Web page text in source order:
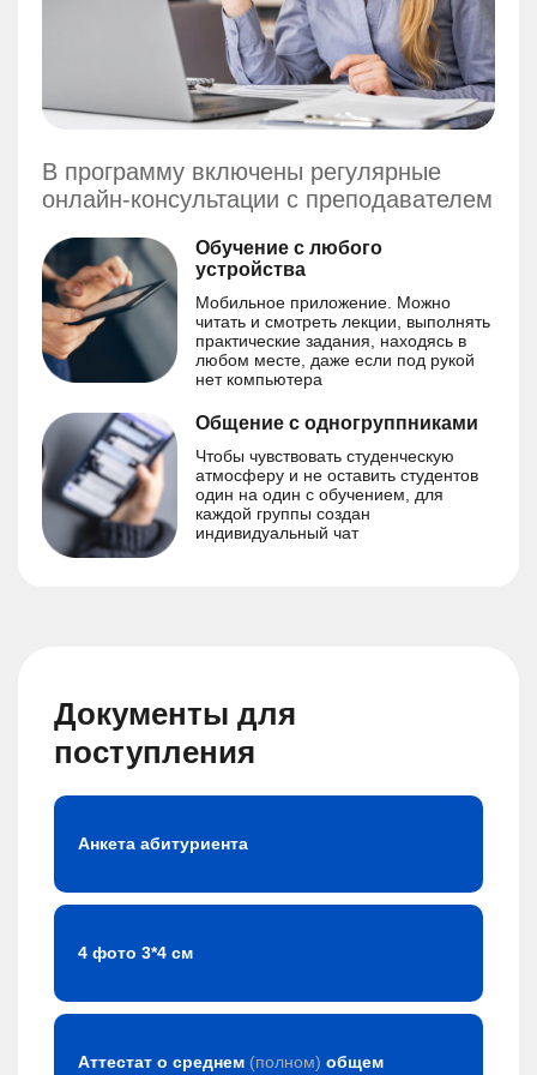
В программу включены регулярные
онлайн-консультации с преподавателем
Обучение с любого
устройства
Мобильное приложение. Можно
читать и смотреть лекции, выполнять
практические задания, находясь в
любом месте, даже если под рукой
нет компьютера
Общение с одногруппниками
Чтобы чувствовать студенческую
атмосферу и не оставить студентов
один на один с обучением, для
каждой группы создан
индивидуальный чат
Документы для
поступления
Анкета абитуриента
4 фото 3*4 см
Аттестат о среднем (полном) общем